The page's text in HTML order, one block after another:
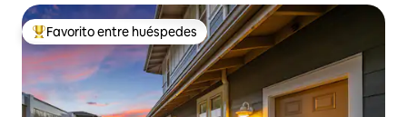
Favorito entre huéspedes preferido
Favorito entre huéspedes